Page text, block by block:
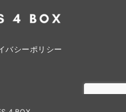
バシーポリシー